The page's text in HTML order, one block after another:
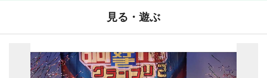
見る・遊ぶ